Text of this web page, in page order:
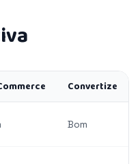
Convertize
Bom